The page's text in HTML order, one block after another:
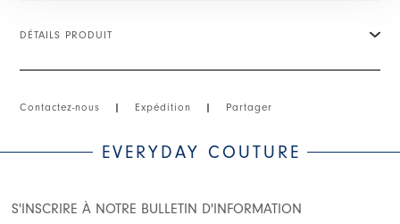
DÉTAILS PRODUIT
Contactez-nous | Expédition | Partager
EVERYDAY COUTURE
S'INSCRIRE À NOTRE BULLETIN D'INFORMATION